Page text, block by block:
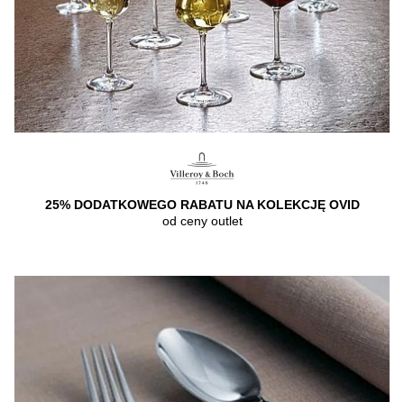
25% DODATKOWEGO RABATU NA KOLEKCJĘ OVID
od ceny outlet